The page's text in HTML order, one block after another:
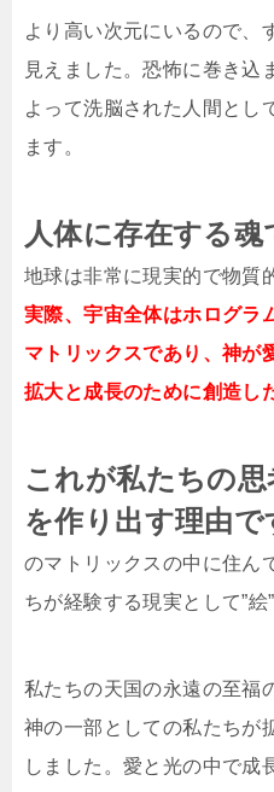
より高い次元にいるので、
見えました。恐怖に巻き込
よって洗脳された人間とし
ます。
人体に存在する
地球は非常に現実的で物質
実際、宇宙全体はホログラ
マトリックスであり、神が
拡大と成長のために創造し
これが私たちの
を作り出す理由で
のマトリックスの中に住ん
ちが経験する現実として”絵
私たちの天国の永遠の至福
神の一部としての私たちが
しました。愛と光の中で成